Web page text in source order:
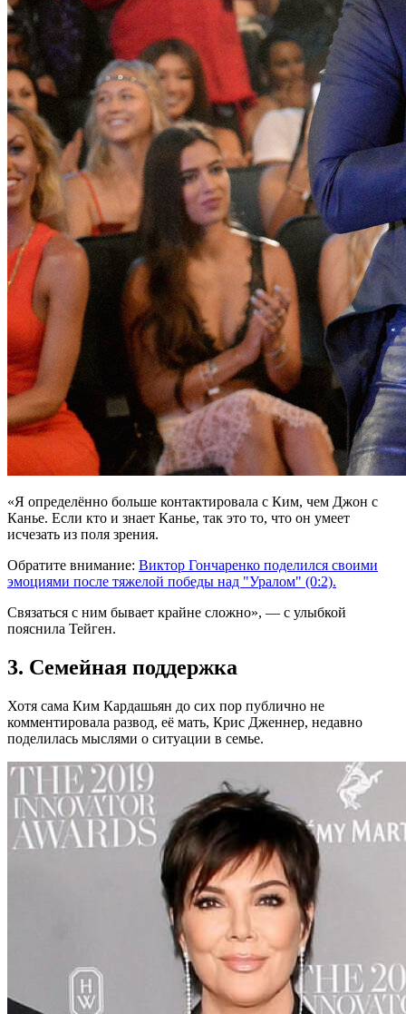
«Я определённо больше контактировала с Ким, чем Джон с
Канье. Если кто и знает Канье, так это то, что он умеет
исчезать из поля зрения.
Обратите внимание: Виктор Гончаренко поделился своими
эмоциями после тяжелой победы над "Уралом" (0:2).
Связаться с ним бывает крайне сложно», — с улыбкой
пояснила Тейген.
3. Семейная поддержка
Хотя сама Ким Кардашьян до сих пор публично не
комментировала развод, её мать, Крис Дженнер, недавно
поделилась мыслями о ситуации в семье.